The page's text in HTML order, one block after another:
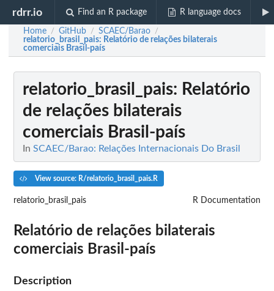
rdrr.io Find an R package R language docs
Home / GitHub / SCAEC/Barao /
relatorio_brasil_pais: Relatório de relações bilaterais
comerciais Brasil-país
relatorio_brasil_pais: Relatório
de relações bilaterais
comerciais Brasil-país
In SCAEC/Barao: Relações Internacionais Do Brasil
View source: R/relatorio_brasil_pais.R
relatorio_brasil_pais R Documentation
Relatório de relações bilaterais
comerciais Brasil-país
Description